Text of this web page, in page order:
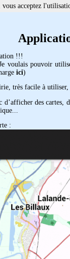
!!!
voulais pouvoir
ici)
très facile à
d’afficher des cartes,
:
acceptez